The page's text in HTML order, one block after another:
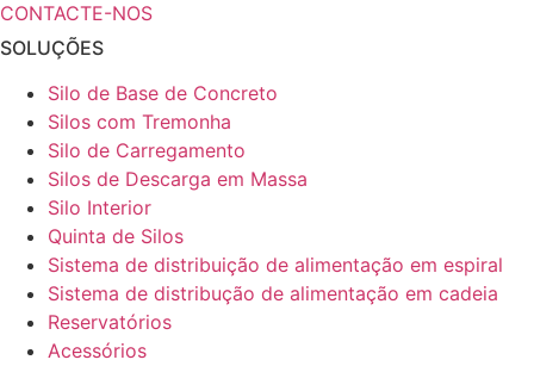
CONTACTE-NOS
SOLUÇÕES
Silo de Base de Concreto
Silos com Tremonha
Silo de Carregamento
Silos de Descarga em Massa
Silo Interior
Quinta de Silos
Sistema de distribuição de alimentação em espiral
Sistema de distribução de alimentação em cadeia
Reservatórios
Acessórios